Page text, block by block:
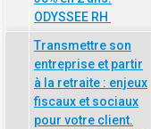
ODYSSEE RH
Transmettre son
entreprise et partir
à la retraite : enjeux
fiscaux et sociaux
pour votre client.